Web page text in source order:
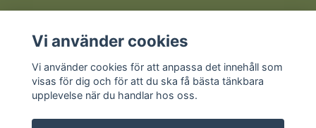
Sociala medier
Vi använder cookies
Vi använder cookies för att anpassa det innehåll som
visas för dig och för att du ska få bästa tänkbara
upplevelse när du handlar hos oss.